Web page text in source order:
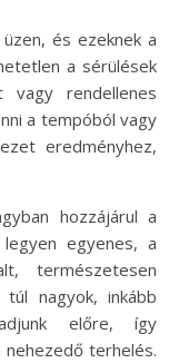
és ezeknek a
a sérülések
vagy rendellenes
a tempóból vagy
eredményhez,
hozzájárul a
egyenes, a
természetesen
nagyok, inkább
előre, így
terhelés.